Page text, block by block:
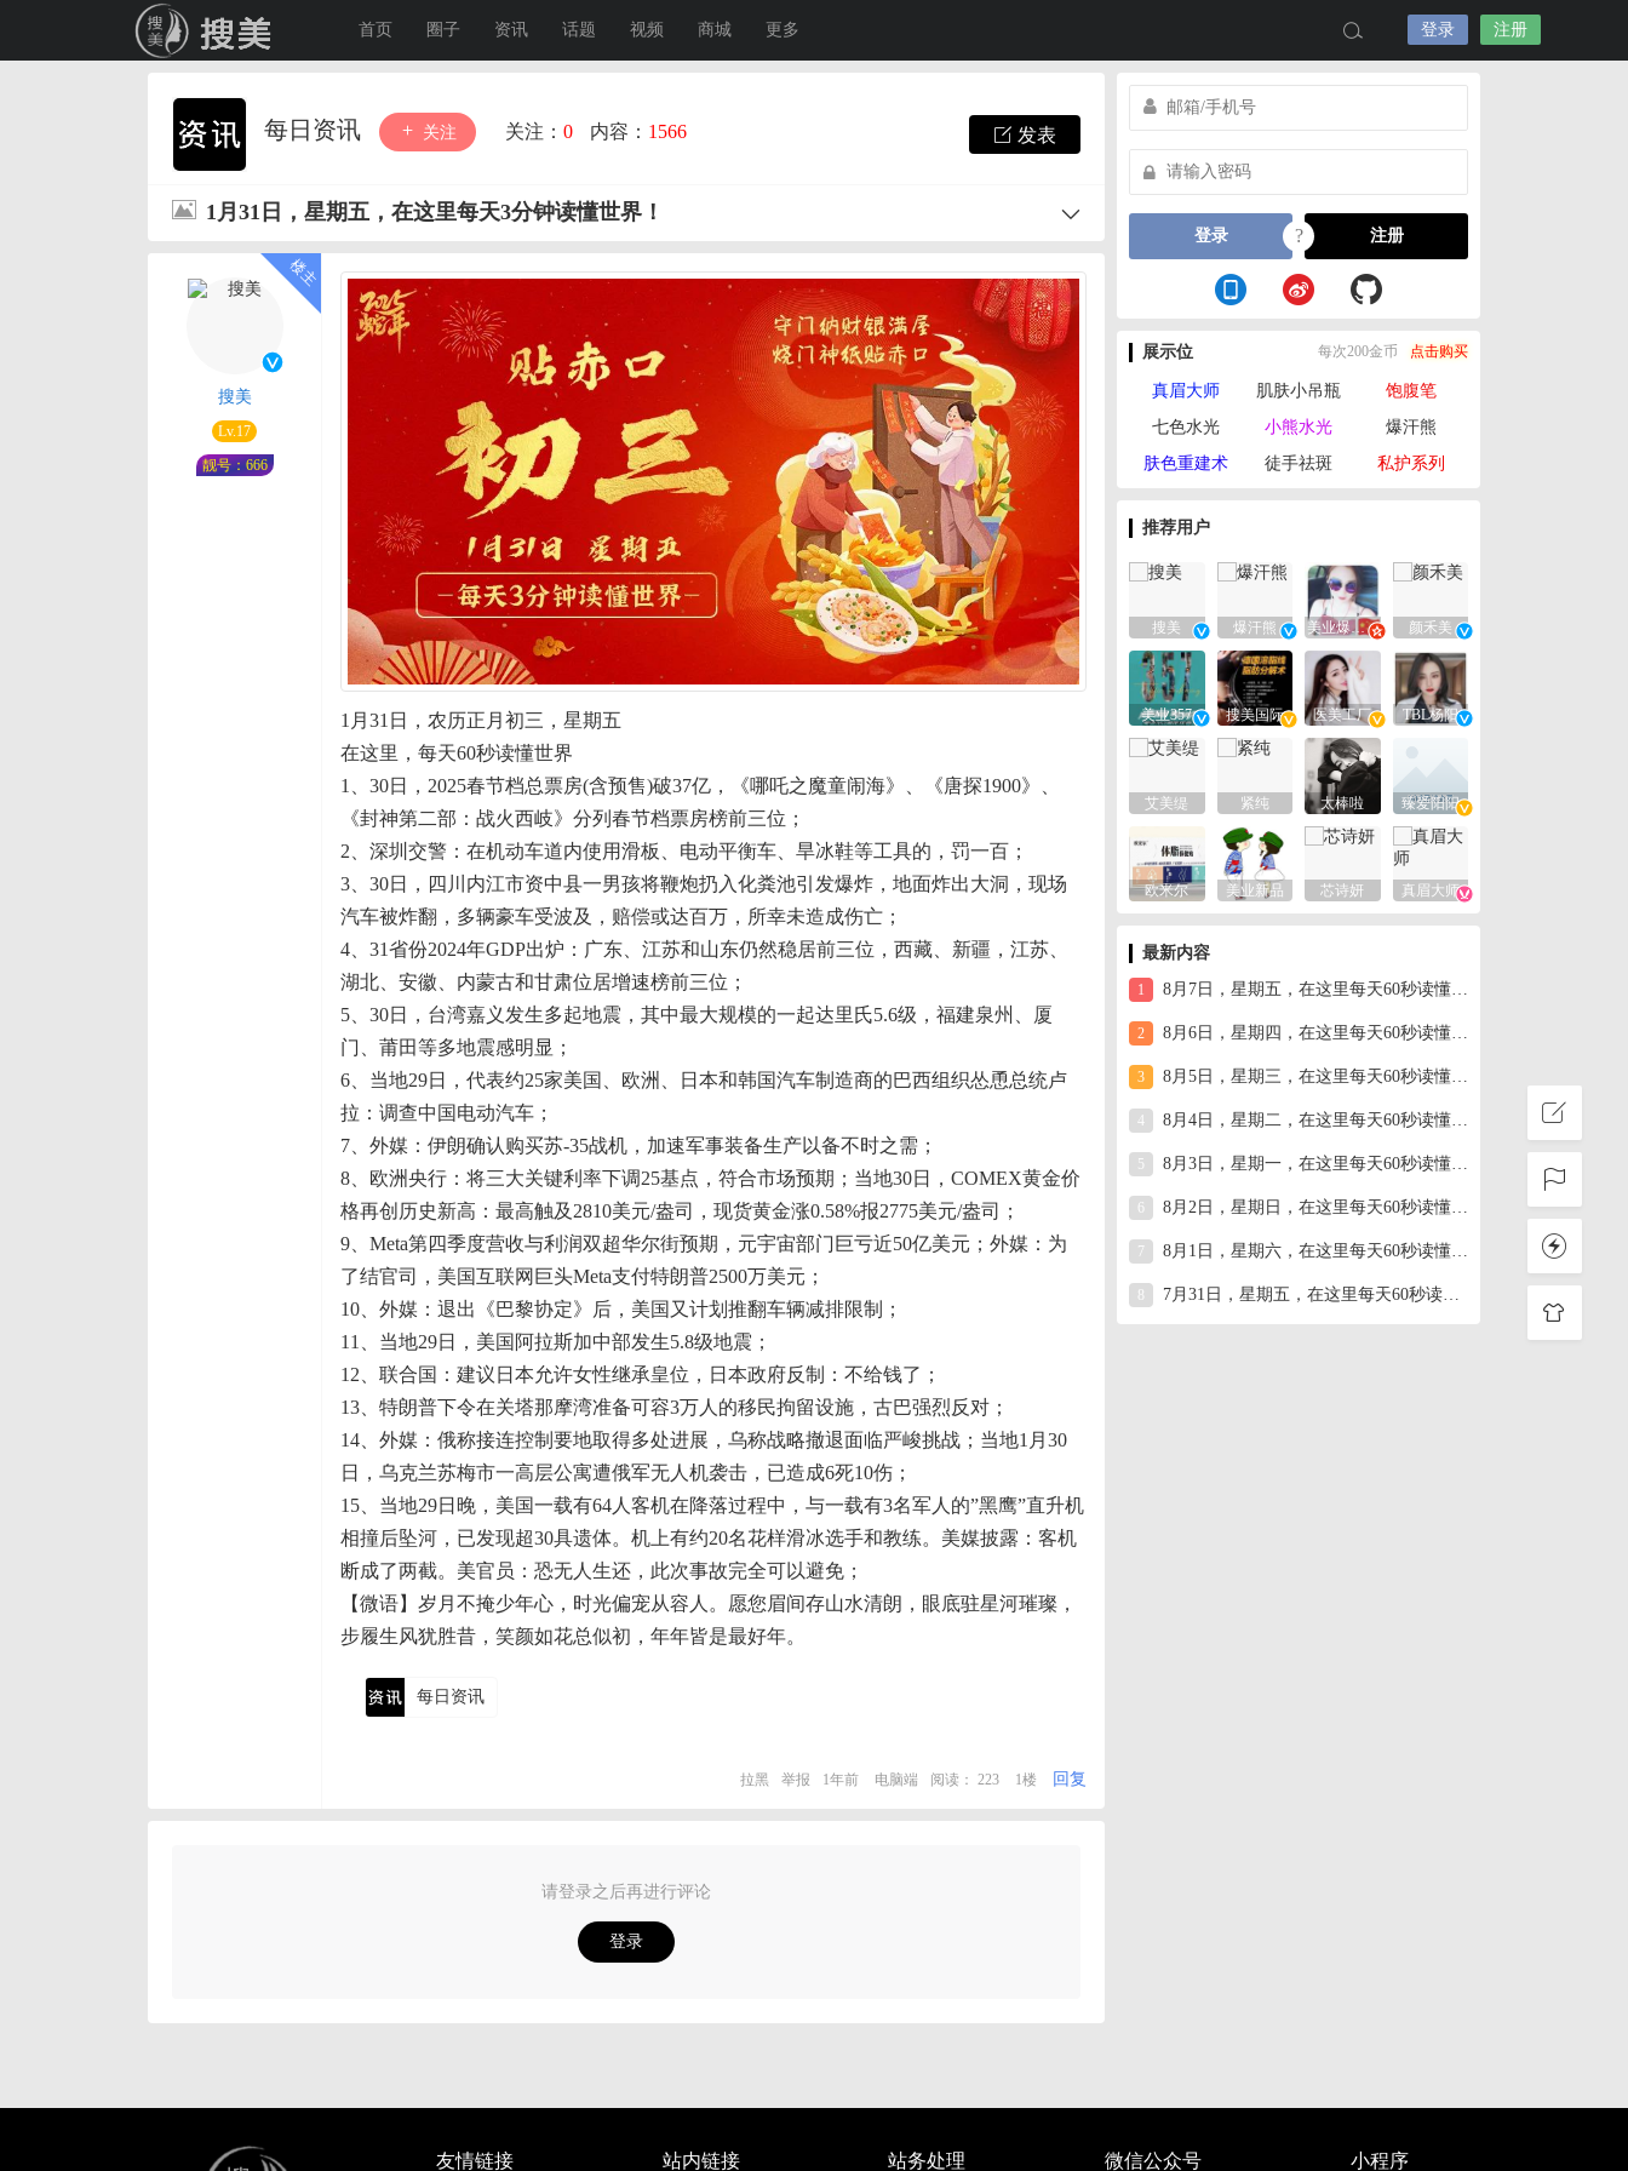
首页 圈子 资讯 话题 视频 商城 更多 登录 注册
每日资讯 关注 关注： 0 内容： 1566 发表
1月31日，星期五，在这里每天3分钟读懂世界！
搜美
Lv.17
靓号：666
1月31日，农历正月初三，星期五
在这里，每天60秒读懂世界
1、30日，2025春节档总票房(含预售)破37亿，《哪吒之魔童闹海》、《唐探1900》、
《封神第二部：战火西岐》分列春节档票房榜前三位；
2、深圳交警：在机动车道内使用滑板、电动平衡车、旱冰鞋等工具的，罚一百；
3、30日，四川内江市资中县一男孩将鞭炮扔入化粪池引发爆炸，地面炸出大洞，现场
汽车被炸翻，多辆豪车受波及，赔偿或达百万，所幸未造成伤亡；
4、31省份2024年GDP出炉：广东、江苏和山东仍然稳居前三位，西藏、新疆，江苏、
湖北、安徽、内蒙古和甘肃位居增速榜前三位；
5、30日，台湾嘉义发生多起地震，其中最大规模的一起达里氏5.6级，福建泉州、厦
门、莆田等多地震感明显；
6、当地29日，代表约25家美国、欧洲、日本和韩国汽车制造商的巴西组织怂恿总统卢
拉：调查中国电动汽车；
7、外媒：伊朗确认购买苏-35战机，加速军事装备生产以备不时之需；
8、欧洲央行：将三大关键利率下调25基点，符合市场预期；当地30日，COMEX黄金价
格再创历史新高：最高触及2810美元/盎司，现货黄金涨0.58%报2775美元/盎司；
9、Meta第四季度营收与利润双超华尔街预期，元宇宙部门巨亏近50亿美元；外媒：为
了结官司，美国互联网巨头Meta支付特朗普2500万美元；
10、外媒：退出《巴黎协定》后，美国又计划推翻车辆减排限制；
11、当地29日，美国阿拉斯加中部发生5.8级地震；
12、联合国：建议日本允许女性继承皇位，日本政府反制：不给钱了；
13、特朗普下令在关塔那摩湾准备可容3万人的移民拘留设施，古巴强烈反对；
14、外媒：俄称接连控制要地取得多处进展，乌称战略撤退面临严峻挑战；当地1月30
日，乌克兰苏梅市一高层公寓遭俄军无人机袭击，已造成6死10伤；
15、当地29日晚，美国一载有64人客机在降落过程中，与一载有3名军人的”黑鹰”直升机
相撞后坠河，已发现超30具遗体。机上有约20名花样滑冰选手和教练。美媒披露：客机
断成了两截。美官员：恐无人生还，此次事故完全可以避免；
【微语】岁月不掩少年心，时光偏宠从容人。愿您眉间存山水清朗，眼底驻星河璀璨，
步履生风犹胜昔，笑颜如花总似初，年年皆是最好年。
每日资讯
拉黑 举报 1年前 电脑端 阅读： 223 1楼 回复
请登录之后再进行评论
登录
登录 ? 注册
展示位 每次200金币 点击购买
真眉大师 肌肤小吊瓶
饱腹笔
七色水光
小熊水光
爆汗熊
肤色重建术
徒手祛斑 私护系列
推荐用户
搜美 爆汗熊 美业爆款平台 颜禾美
美业357 搜美国际 医美工厂 TBL杨阳
艾美缇 紧纯 太棒啦 臻爱阳阳
欧米尔 美业新品 芯诗妍 真眉大师
最新内容
1 8月7日，星期五，在这里每天60秒读懂世界！
2 8月6日，星期四，在这里每天60秒读懂世界！
3 8月5日，星期三，在这里每天60秒读懂世界！
4 8月4日，星期二，在这里每天60秒读懂世界！
5 8月3日，星期一，在这里每天60秒读懂世界！
6 8月2日，星期日，在这里每天60秒读懂世界！
7 8月1日，星期六，在这里每天60秒读懂世界！
7月31日，星期五，在这里每天60秒读懂世界！
友情链接 站内链接 站务处理 微信公众号 小程序